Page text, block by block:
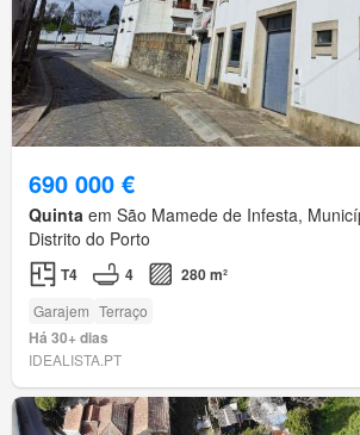
690 000 €
Quinta em São Mamede de Infesta,
Distrito do Porto
T4 4 280 m²
Garajem Terraço
Há 30+ dias
IDEALISTA.PT